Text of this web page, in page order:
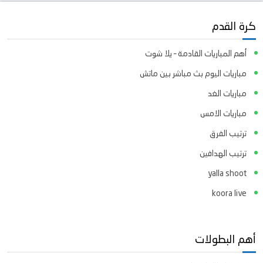
كرة القدم
أهم المباريات القادمة – يلا شوت
مباريات اليوم بث مباشر بين ماتش
مباريات الغد
مباريات الامس
ترتيب الفرق
ترتيب الهدافين
yalla shoot
koora live
أهم البطولات